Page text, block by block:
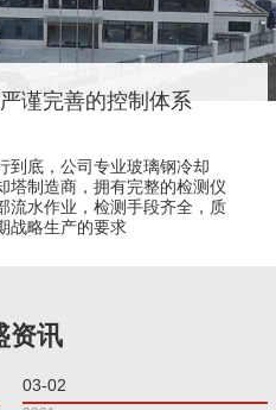
谨完善的控制体系
到底，公司专业玻璃钢冷却
塔制造商，拥有完整的检测仪
流水作业，检测手段齐全，质
战略生产的要求
资讯
03-02